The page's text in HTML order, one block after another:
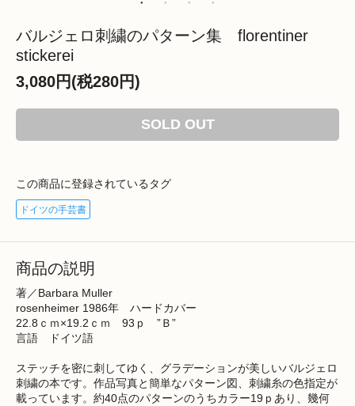
バルジェロ刺繍のパターン集 florentiner
stickerei
3,080円(税280円)
SOLD OUT
この商品に登録されているタグ
ドイツの手芸書
商品の説明
著／Barbara Muller
rosenheimer 1986年 ハードカバー
22.8ｃｍ×19.2ｃｍ 93ｐ ”Ｂ”
言語 ドイツ語
ステッチを密に刺してゆく、グラデーションが美しいバルジェロ
刺繍の本です。作品写真と簡単なパターン図、刺繍糸の色指定が
載っています。約40点のパターンのうちカラー19ｐあり、幾何